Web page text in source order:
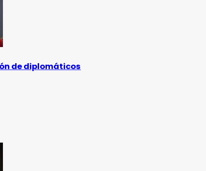
de diplomáticos